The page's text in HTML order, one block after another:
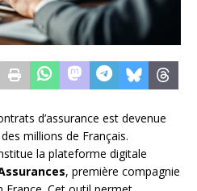
d’assurance est devenue
millions de Français.
la plateforme digitale
, première compagnie